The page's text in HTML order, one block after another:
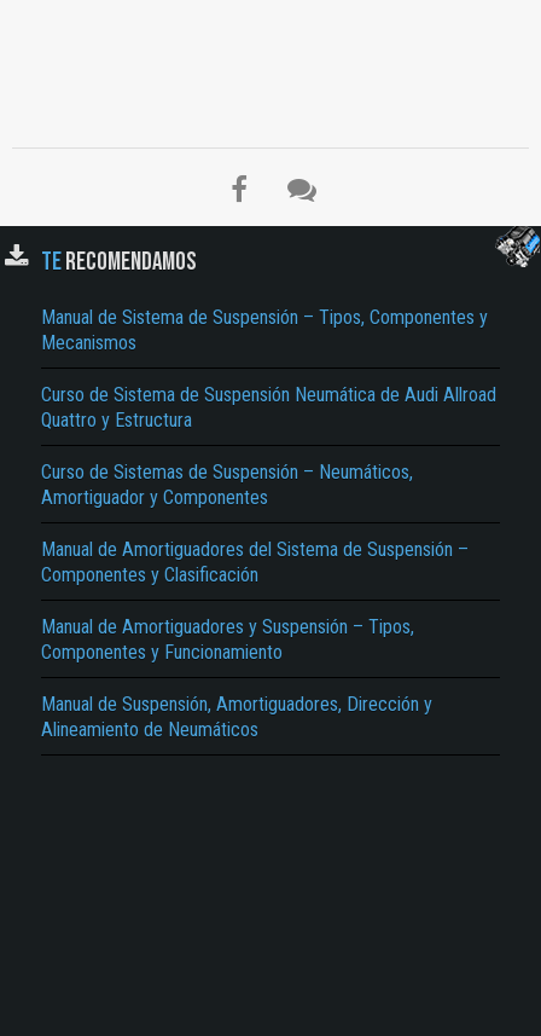
TERECOMENDAMOS
Manual de Sistema de Suspensión – Tipos, Componentes y
Mecanismos
Curso de Sistema de Suspensión Neumática de Audi Allroad
Quattro y Estructura
Curso de Sistemas de Suspensión – Neumáticos,
Amortiguador y Componentes
Manual de Amortiguadores del Sistema de Suspensión –
Componentes y Clasificación
Manual de Amortiguadores y Suspensión – Tipos,
Componentes y Funcionamiento
Manual de Suspensión, Amortiguadores, Dirección y
Alineamiento de Neumáticos
El Título es incorrecto según el contenido.